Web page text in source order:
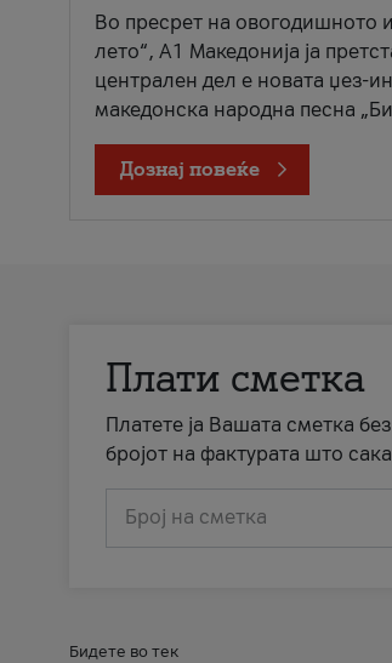
Во пресрет на овогодишното
лето“, А1 Македонија ја
централен дел е новата џез-
македонска народна песна
Дознај повеќе
Плати сметка
Платете ја Вашата сметка
бројот на фактурата што
Број на сметка
Бидете во тек